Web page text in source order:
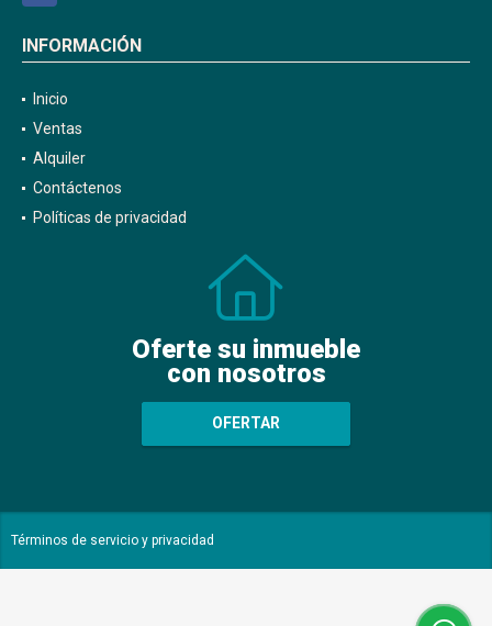
INFORMACIÓN
Inicio
Ventas
Alquiler
Contáctenos
Políticas de privacidad
Oferte su inmueble
con nosotros
OFERTAR
Términos de servicio y privacidad